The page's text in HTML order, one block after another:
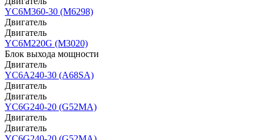
YC6M360-30 (M6298)
Двигатель
Двигатель
YC6M220G (M3020)
Блок выхода мощности
Двигатель
YC6A240-30 (A68SA)
Двигатель
Двигатель
YC6G240-20 (G52MA)
Двигатель
Двигатель